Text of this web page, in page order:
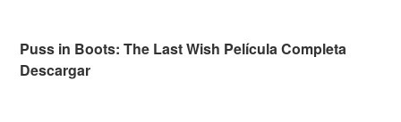
Puss in Boots: The Last Wish Película Completa
Descargar